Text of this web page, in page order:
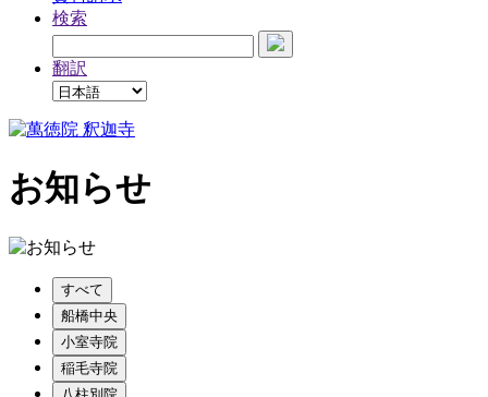
検索
翻訳
お知らせ
すべて
船橋中央
小室寺院
稲毛寺院